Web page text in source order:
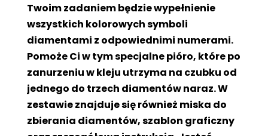
Twoim zadaniem będzie wypełnienie
wszystkich kolorowych symboli
diamentami z odpowiednimi numerami.
Pomoże Ci w tym specjalne pióro, które po
zanurzeniu w kleju utrzyma na czubku od
jednego do trzech diamentów naraz. W
zestawie znajduje się również miska do
zbierania diamentów, szablon graficzny